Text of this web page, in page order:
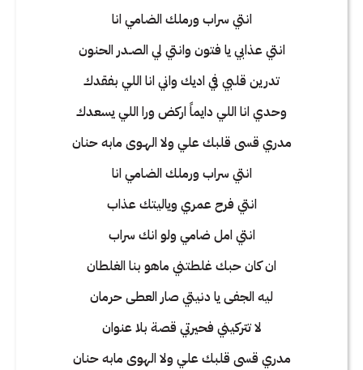
انتي سراب ورملك الضامي انا
انتي عذابي يا فتون وانتي لي الصـدر الحنون
تدرين قلبي في اديك واني انا اللي بفقدك
وحدي انا اللي دايماً اركض ورا اللي يسعدك
مدري قسى قلبك علي ولا الهـوى مابه حنان
انتي سراب ورملك الضامي انا
انتي فرح عمري وياليتك عذاب
انتي امل ضامي ولو انك سراب
ان كان حبك غلطتني ماهو بنا الغلطان
ليه الجفى يا دنيتي صار العطى حرمان
لا تتركيني فحيرتي قصة بلا عنوان
مدري قسى قلبك علي ولا الهوى مابه حنان